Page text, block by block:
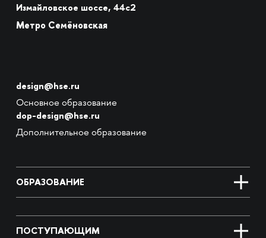
Измайловское шоссе, 44с2
Метро Семёновская
design@hse.ru
Основное образование
dop-design@hse.ru
Дополнительное образование
ОБРАЗОВАНИЕ
ПОСТУПАЮЩИМ